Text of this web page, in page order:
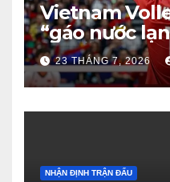
Vietnam
“gáo nước
Từ dẫn 2-0
3 đầy tiếc
23 THÁNG 7, 2026
NHẬN ĐỊNH TRẬN ĐẤU